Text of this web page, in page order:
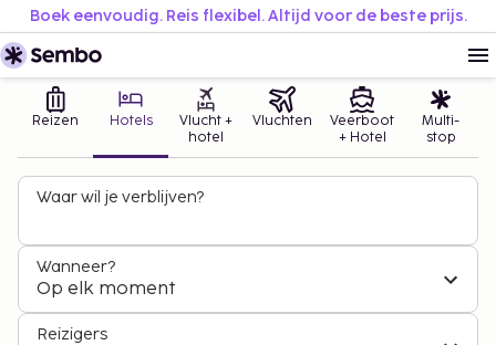
Boek eenvoudig. Reis flexibel. Altijd voor de beste prijs.
Reizen Hotels
Vlucht +
hotel
Vluchten
Veerboot
+ Hotel
Multi-
stop
Waar wil je verblijven?
Wanneer?
Op elk moment
Reizigers